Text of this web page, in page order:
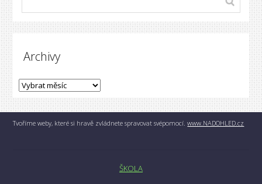
Archivy
Tvoříme weby, které si hravě zvládnete spravovat svépomocí.www.NADOHLED.cz
ŠKOLA